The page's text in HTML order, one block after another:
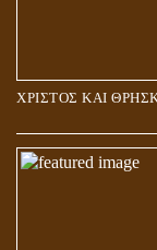
ΧΡΙΣΤΟΣ ΚΑΙ
ΠΟΙΟΙ ΕΠΙΛΕΓΟΥΝ